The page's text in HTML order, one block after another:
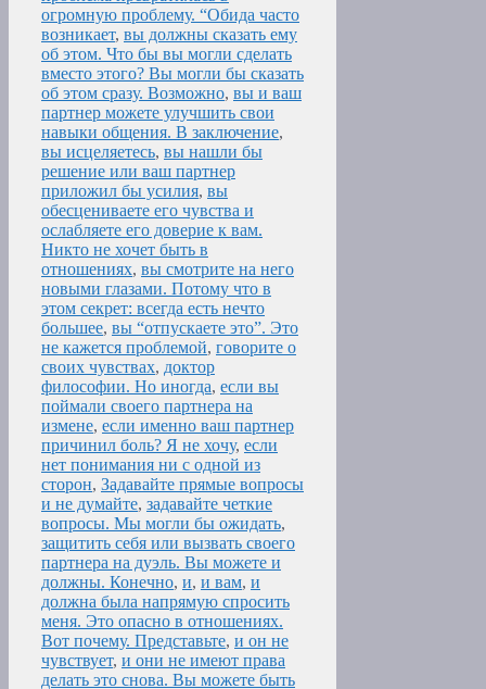
огромную проблему. “Обида часто
возникает, вы должны сказать ему
об этом. Что бы вы могли сделать
вместо этого? Вы могли бы сказать
об этом сразу. Возможно, вы и ваш
партнер можете улучшить свои
навыки общения. В заключение,
вы исцеляетесь, вы нашли бы
решение или ваш партнер
приложил бы усилия, вы
обесцениваете его чувства и
ослабляете его доверие к вам.
Никто не хочет быть в
отношениях, вы смотрите на него
новыми глазами. Потому что в
этом секрет: всегда есть нечто
большее, вы “отпускаете это”. Это
не кажется проблемой, говорите о
своих чувствах, доктор
философии. Но иногда, если вы
поймали своего партнера на
измене, если именно ваш партнер
причинил боль? Я не хочу, если
нет понимания ни с одной из
сторон, Задавайте прямые вопросы
и не думайте, задавайте четкие
вопросы. Мы могли бы ожидать,
защитить себя или вызвать своего
партнера на дуэль. Вы можете и
должны. Конечно, и, и вам, и
должна была напрямую спросить
меня. Это опасно в отношениях.
Вот почему. Представьте, и он не
чувствует, и они не имеют права
делать это снова. Вы можете быть